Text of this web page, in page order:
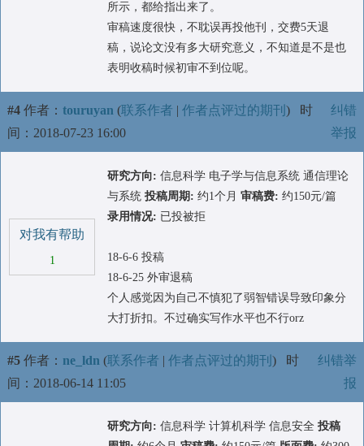
所示，都给指出来了。
审稿速度很快，不耽误再投他刊，交费5天退
稿，说论文没有多大研究意义，不知道是不是也
表明收稿时候初审不到位呢。
#4 作者： touruyan (联系作者 | 作者点评过的期刊 ) 时
间：2018-07-23 16:00
纠错
举报
对我有帮助
1
研究方向: 信息科学 电子学与信息系统 通信理论
与系统 投稿周期: 约1个月 审稿费: 约150元/篇
录用情况: 已投被拒
18-6-6 投稿
18-6-25 外审退稿
个人感觉因为自己不慎犯了弱智错误导致印象分
大打折扣。不过确实写作水平也不行orz
#5 作者： ne_ldn (联系作者 | 作者点评过的期刊 ) 时
间：2018-06-14 11:05
纠错举
报
研究方向: 信息科学 计算机科学 信息安全 投稿